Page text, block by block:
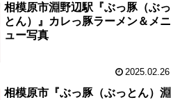
相模原市淵野辺駅『ぶっ豚（ぶっ
とん）』カレっ豚ラーメン＆メニ
ュー写真
2025.02.26
相模原市『ぶっ豚（ぶっとん）淵